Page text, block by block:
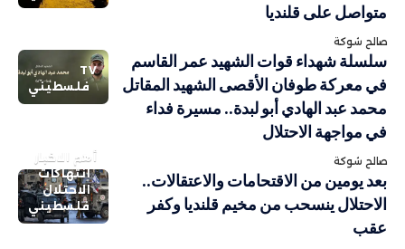
متواصل على قلنديا
صالح شوكة
TV
فلسطيني
سلسلة شهداء قوات الشهيد عمر القاسم
في معركة طوفان الأقصى الشهيد المقاتل
محمد عبد الهادي أبو لبدة.. مسيرة فداء
في مواجهة الاحتلال
صالح شوكة
أهم الاخبار
انتهاكات
الاحتلال
فلسطيني
بعد يومين من الاقتحامات والاعتقالات..
الاحتلال ينسحب من مخيم قلنديا وكفر
عقب